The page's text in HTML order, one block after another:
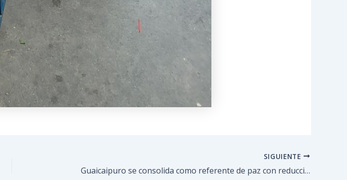
SIGUIENTE
Guaicaipuro se consolida como referente de paz con reducción del 95% en índices de homicidios